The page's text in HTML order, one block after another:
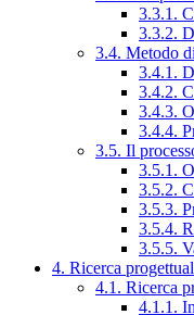
3.3.1.
3.3.2.
3.4. Metodo
3.4.1.
3.4.2.
3.4.3.
3.4.4.
3.5. Il
3.5.1.
3.5.2.
3.5.3.
3.5.4.
3.5.5.
4. Ricerca
4.1. Ricerca
4.1.1.